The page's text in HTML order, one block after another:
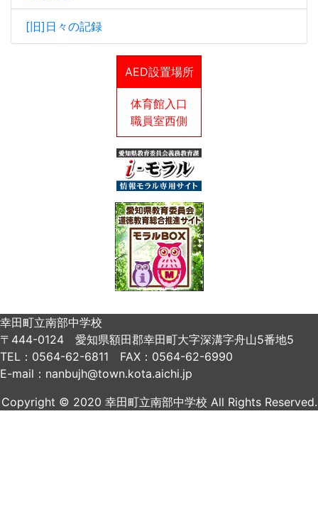
[旧]日々の記録
AED設置場所
体育館入口
職員室西側
幸田町立南部中学校
〒444-0124 愛知県額田郡幸田町大字深溝字舟山5番地5
TEL：0564-62-6811 FAX：0564-62-6990
E-mail：nanbujh@town.kota.aichi.jp
Copyright © 2020 幸田町立南部中学校 All Rights Reserved.